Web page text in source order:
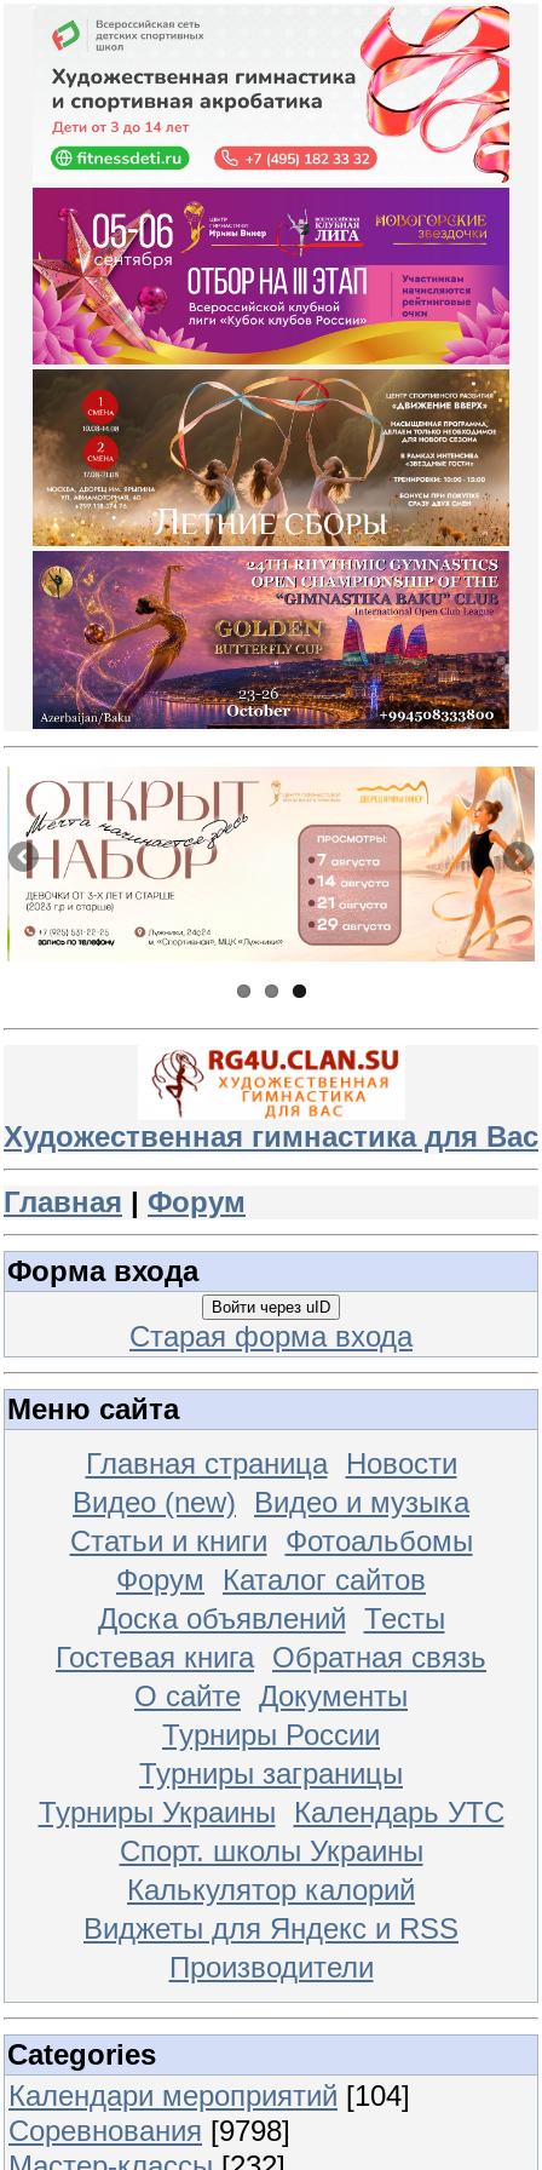
Художественная гимнастика для Вас
Главная | Форум
Форма входа
Войти через uID
Старая форма входа
Меню сайта
Главная страница
Новости
Видео (new)
Видео и музыка
Статьи и книги
Фотоальбомы
Форум
Каталог сайтов
Доска объявлений Тесты
Гостевая книга Обратная связь
О сайте Документы
Турниры России
Турниры заграницы
Турниры Украины
Календарь УТС
Спорт. школы Украины
Калькулятор калорий
Виджеты для Яндекс и RSS
Производители
Categories
Календари мероприятий [104]
Соревнования [9798]